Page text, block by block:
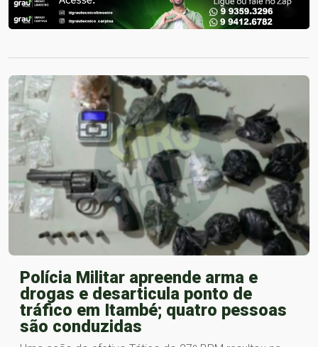
Polícia Militar apreende arma e
drogas e desarticula ponto de
tráfico em Itambé; quatro pessoas
são conduzidas